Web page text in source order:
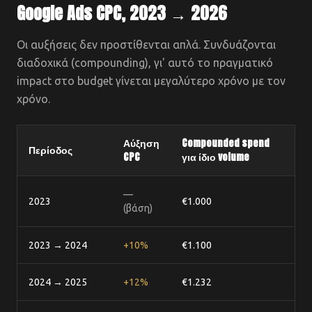
Google Ads CPC, 2023 → 2026
Οι αυξήσεις δεν προστίθενται απλά. Συνδυάζονται
διαδοχικά (compounding), γι' αυτό το πραγματικό
impact στο budget γίνεται μεγαλύτερο χρόνο με τον
χρόνο.
Περίοδος
Αύξηση
CPC
Compounded spend
για ίδιο volume
2023
—
(βάση)
€1.000
2023 → 2024 +10% €1.100
2024 → 2025 +12% €1.232